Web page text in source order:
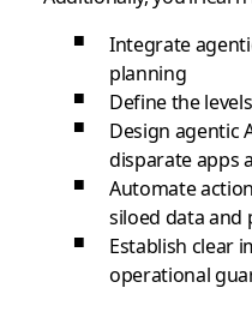
Integrate
planning
Define the
Design agentic
disparate apps
Automate
siloed data and
Establish clear
operational